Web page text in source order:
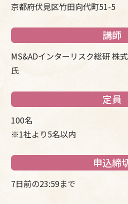
京都府伏見区竹田向代町51-5
講師
MS&ADインターリスク総研 株
氏
定員
100名
※1社より5名以内
申込締
7日前の23:59まで